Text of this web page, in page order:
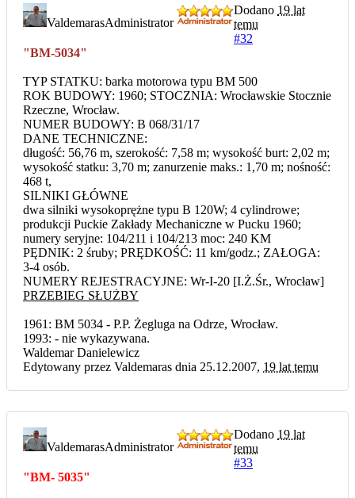
ValdemarasAdministrator
Dodano 19 lat
temu
#32
"BM-5034"
TYP STATKU: barka motorowa typu BM 500
ROK BUDOWY: 1960; STOCZNIA: Wrocławskie Stocznie
Rzeczne, Wrocław.
NUMER BUDOWY: B 068/31/17
DANE TECHNICZNE:
długość: 56,76 m, szerokość: 7,58 m; wysokość burt: 2,02 m;
wysokość statku: 3,70 m; zanurzenie maks.: 1,70 m; nośność:
468 t,
SILNIKI GŁÓWNE
dwa silniki wysokoprężne typu B 120W; 4 cylindrowe;
produkcji Puckie Zakłady Mechaniczne w Pucku 1960;
numery seryjne: 104/211 i 104/213 moc: 240 KM
PĘDNIK: 2 śruby; PRĘDKOŚĆ: 11 km/godz.; ZAŁOGA:
3-4 osób.
NUMERY REJESTRACYJNE: Wr-I-20 [I.Ż.Śr., Wrocław]
PRZEBIEG SŁUŻBY
1961: BM 5034 - P.P. Żegluga na Odrze, Wrocław.
1993: - nie wykazywana.
Waldemar Danielewicz
Edytowany przez Valdemaras dnia 25.12.2007, 19 lat temu
ValdemarasAdministrator
Dodano 19 lat
temu
#33
"BM- 5035"